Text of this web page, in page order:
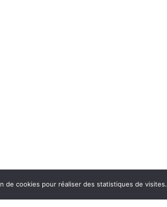
de cookies pour réaliser des statistiques de visites.